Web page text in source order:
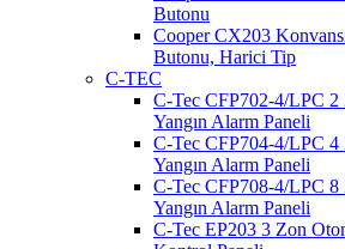
Butonu
Cooper CX203
Butonu, Harici Tip
C-TEC
C-Tec CFP702-4/LPC
Yangın Alarm Paneli
C-Tec CFP704-4/LPC
Yangın Alarm Paneli
C-Tec CFP708-4/LPC
Yangın Alarm Paneli
C-Tec EP203 3 Zon